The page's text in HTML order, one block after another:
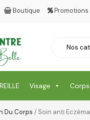
Boutique Promotions
Visage Corps
Du Corps / Soin anti Eczéma